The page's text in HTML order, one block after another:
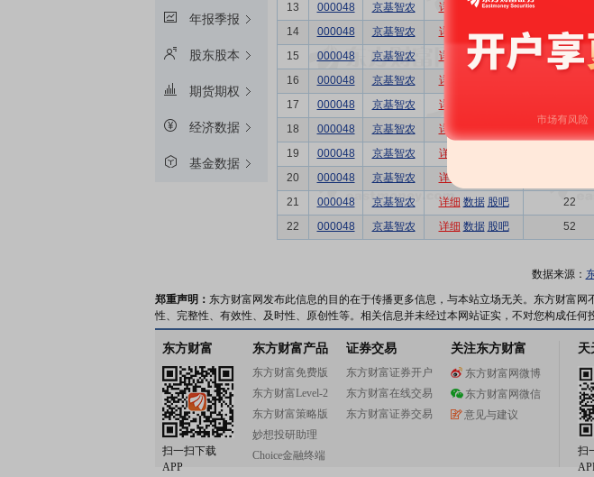
年报季报
股东股本
期货期权
经济数据
基金数据
13
000048 京基智农 详细 数据 股吧
14
000048 京基智农 详细 数据 股吧 16
15
000048 京基智农 详细 数据 股吧 17
16
000048 京基智农 详细
17
000048 京基智农 详细
18
000048 京基智农 详细
19
000048 京基智农 详细
20
000048 京基智农 详细
21
000048 京基智农 详细 数据 股吧 22
22
000048 京基智农 详细 数据 股吧 52
数据来源：
郑重声明： 东方财富网发布此信息的目的在于传播更多信息，与本站立场无关。东方财富
性、完整性、有效性、及时性、原创性等。相关信息并未经过本网站证实，不对您构成任何
东方财富
扫一扫下载
APP
东方财富产品
东方财富免费版
东方财富Level-2
东方财富策略版
妙想投研助理
Choice金融终端
证券交易
东方财富证券开户
东方财富在线交易
东方财富证券交易
关注东方财富
东方财富网微博
东方财富网微信
意见与建议
天
扫